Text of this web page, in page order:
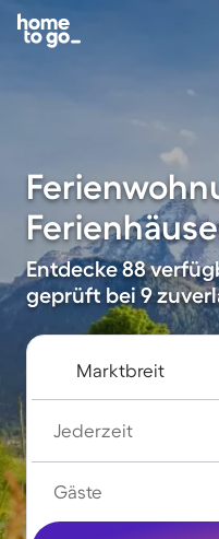
Entdecke 88
geprüft bei 9
Jederzeit
Gäste